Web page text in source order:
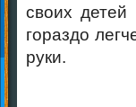
своих
гораздо
руки.